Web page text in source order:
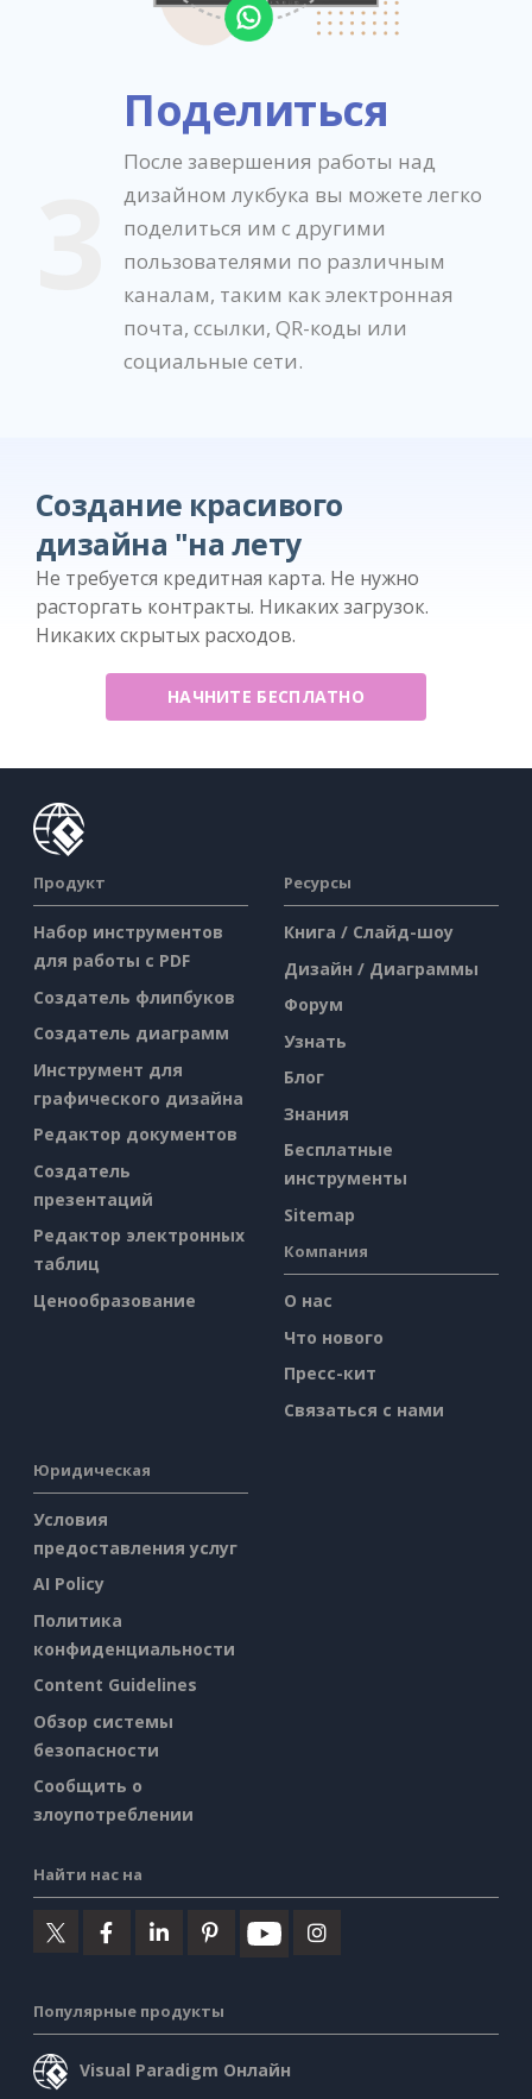
Поделиться
После завершения работы над
дизайном лукбука вы можете легко
поделиться им с другими
пользователями по различным
каналам, таким как электронная
почта, ссылки, QR-коды или
социальные сети.
Создание красивого
дизайна "на лету
Не требуется кредитная карта. Не нужно
расторгать контракты. Никаких загрузок.
Никаких скрытых расходов.
НАЧНИТЕ БЕСПЛАТНО
Продукт
Набор инструментов
для работы с PDF
Создатель флипбуков
Создатель диаграмм
Инструмент для
графического дизайна
Редактор документов
Создатель
презентаций
Редактор электронных
таблиц
Ценообразование
Ресурсы
Книга / Слайд-шоу
Дизайн / Диаграммы
Форум
Узнать
Блог
Знания
Бесплатные
инструменты
Sitemap
Компания
О нас
Что нового
Пресс-кит
Связаться с нами
Юридическая
Условия
предоставления услуг
AI Policy
Политика
конфиденциальности
Content Guidelines
Обзор системы
безопасности
Сообщить о
злоупотреблении
Найти нас на
Популярные продукты
Visual Paradigm Онлайн